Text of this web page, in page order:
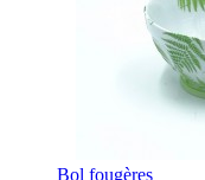
Bol fougères